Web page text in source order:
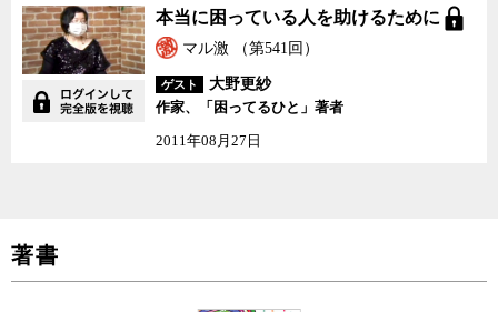
本当に困っている人を助
けるために
本当に困っている人を助けるために
マル激 （第541回）
ゲスト
大野更紗
作家、「困ってるひと」著者
2011年08月27日
著書